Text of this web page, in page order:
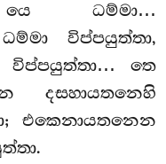
යෙ ධම්මා…
විප්පයුත්තා,
විප්පයුත්තා… තෙ
දසහායතනෙහි
එකෙනායතනෙන